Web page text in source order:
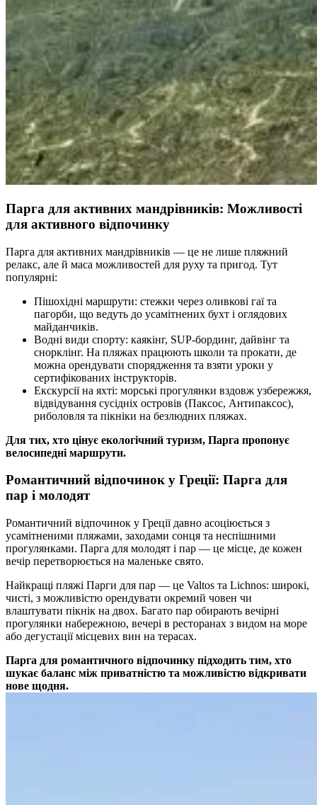
Парга для активних мандрівників: Можливості
для активного відпочинку
Парга для активних мандрівників — це не лише пляжний
релакс, але й маса можливостей для руху та пригод. Тут
популярні:
Пішохідні маршрути: стежки через оливкові гаї та
пагорби, що ведуть до усамітнених бухт і оглядових
майданчиків.
Водні види спорту: каякінг, SUP-бординг, дайвінг та
снорклінг. На пляжах працюють школи та прокати, де
можна орендувати спорядження та взяти уроки у
сертифікованих інструкторів.
Екскурсії на яхті: морські прогулянки вздовж узбережжя,
відвідування сусідніх островів (Паксос, Антипаксос),
риболовля та пікніки на безлюдних пляжах.
Для тих, хто цінує екологічний туризм, Парга пропонує
велосипедні маршрути.
Романтичний відпочинок у Греції: Парга для
пар і молодят
Романтичний відпочинок у Греції давно асоціюється з
усамітненими пляжами, заходами сонця та неспішними
прогулянками. Парга для молодят і пар — це місце, де кожен
вечір перетворюється на маленьке свято.
Найкращі пляжі Парги для пар — це Valtos та Lichnos: широкі,
чисті, з можливістю орендувати окремий човен чи
влаштувати пікнік на двох. Багато пар обирають вечірні
прогулянки набережною, вечері в ресторанах з видом на море
або дегустації місцевих вин на терасах.
Парга для романтичного відпочинку підходить тим, хто
шукає баланс між приватністю та можливістю відкривати
нове щодня.